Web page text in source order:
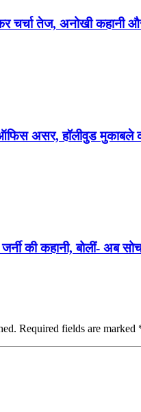
चर्चा तेज, अनोखी कहानी
असर, हॉलीवुड मुकाबले
की कहानी, बोलीं- अब
Required fields are marked